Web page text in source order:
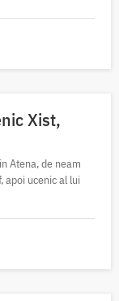
Xist,
Atena, de neam
apoi ucenic al lui